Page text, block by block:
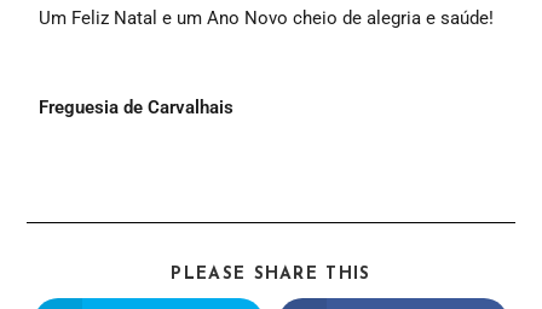
Um Feliz Natal e um Ano Novo cheio de alegria e saúde!
Freguesia de Carvalhais
PLEASE SHARE THIS